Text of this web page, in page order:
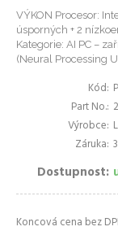
VÝKON Procesor:
úsporných + 2
Kategorie: AI PC –
(Neural Processing
Kód
Part No.
Výrobce
Záruka
Dostupnost
Koncová cena bez